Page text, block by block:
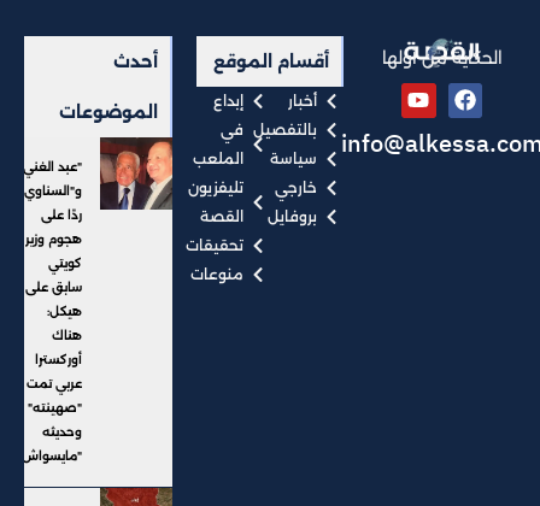
الحكاية من أولها أقسام الموقع
أخبار
بالتفصيل
سياسة
خارجي
بروفايل
إبداع
في
الملعب
تليفزيون
القصة
تحقيقات
منوعات
أحدث
الموضوعات
"عبد الغني"
و"السناوي"
ردًا على
هجوم وزير
كويتي
سابق على
هيكل:
هناك
أوركسترا
عربي تمت
"صهينته" ..
وحديثه
"مايسواش"